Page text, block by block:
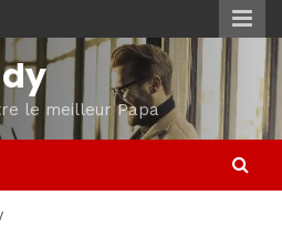
le meilleur Papa